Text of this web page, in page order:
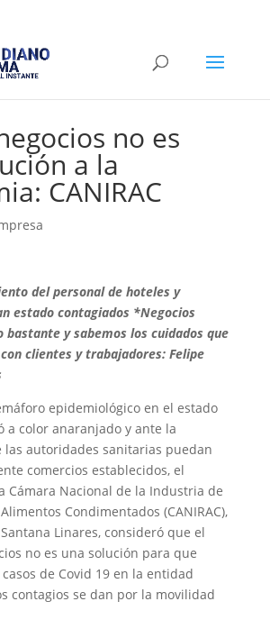
no es
a la
CANIRAC
del personal de hoteles y
estado contagiados *Negocios
bastante y sabemos los cuidados que
clientes y trabajadores: Felipe
epidemiológico en el estado
a color anaranjado y ante la
autoridades sanitarias puedan
comercios establecidos, el
Cámara Nacional de la Industria de
Condimentados (CANIRAC),
Linares, consideró que el
no es una solución para que
de Covid 19 en la entidad
contagios se dan por la movilidad